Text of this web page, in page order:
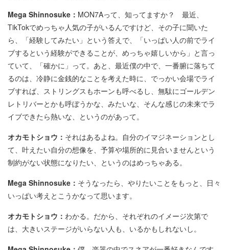
Mega Shinnosuke： MON7Aって、知ってますか？ 最近、
TikTokでめっちゃ人気の子がいるんですけど、その子に聞いた
ら、「経験してみたい」という答えで、「いっぱい人の前でライ
ブするという経験ができることが、めっちゃ嬉しいから」と言っ
ていて、「確かに」って。あと、最近僕の中で、一番腑に落ちて
るのは、冷静に金銭的なことを考えた時に、でっかい会場でライ
ブすれば、ストリングスもホーンも呼べるし、無駄にゴールデン
レトリバーとかも呼ぼうかな、みたいな、そんな感じの未来でラ
イブできたら熱いな、というのがあって。
オカモトショウ： それはあるよね。自分のイマジネーションとし
て、叶えたい自分の想像を、予算や場所的に見合いませんという
制約がない状態になりたい、というのはめっちゃある。
Mega Shinnosuke： そうなったら、やりたいことをもっと、日々
いっぱい考えとこうかなって思います。
オカモトショウ： わかる。だから、それぞれのイメージ次第で
は、大きいステージがいらない人も、いるかもしれないし。